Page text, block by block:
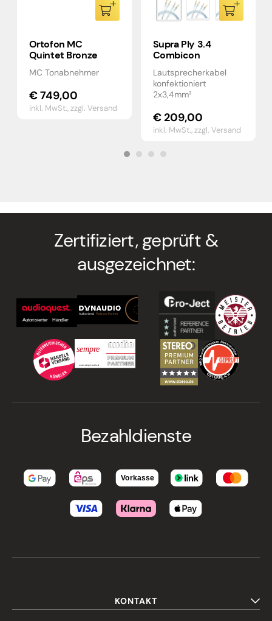
Ortofon MC
Quintet Bronze
MC Tonabnehmer
€749,00
inkl. MwSt.,zzgl. Versand
Supra Ply 3.4
Combicon
Lautsprecherkabel
konfektioniert
2x3,4mm²
€209,00
inkl. MwSt.,zzgl. Versand
Zertifiziert, geprüft &
ausgezeichnet:
Bezahldienste
KONTAKT